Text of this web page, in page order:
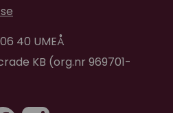
40 UMEÅ
KB (org.nr 969701-